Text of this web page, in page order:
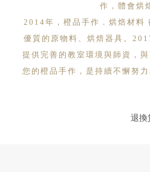
作，體會烘
2014年，橙品手作．烘焙材料
優質的原物料、烘焙器具。
提供完善的教室環境與師資，
您的橙品手作，是持續不懈努
退換